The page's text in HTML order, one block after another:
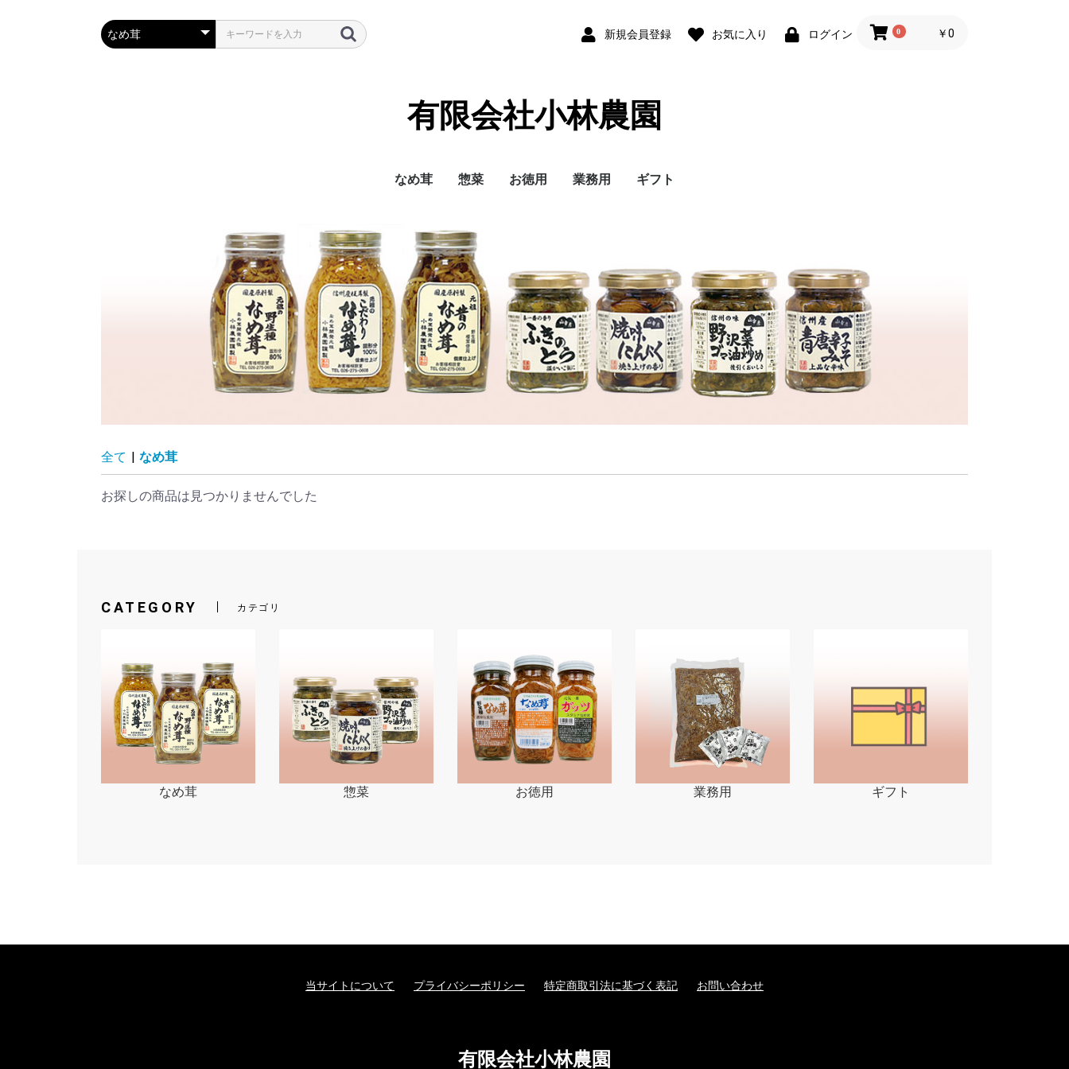
新規会員登録 お気に入り ログイン 0 ￥0
有限会社小林農園
なめ茸 惣菜 お徳用 業務用 ギフト
全て | なめ茸
お探しの商品は見つかりませんでした
CATEGORY カテゴリ
なめ茸 惣菜 お徳用 業務用 ギフト
当サイトについて プライバシーポリシー 特定商取引法に基づく表記 お問い合わせ
有限会社小林農園